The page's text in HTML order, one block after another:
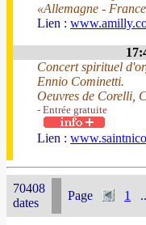
«Allemagne -
Lien :
Concert spirituel
Ennio Cominetti.
Oeuvres de Corelli,
- Entrée gratuite
Lien :
70408
dates
Page 1